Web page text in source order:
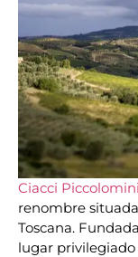
Ciacci
renombre
Toscana.
lugar